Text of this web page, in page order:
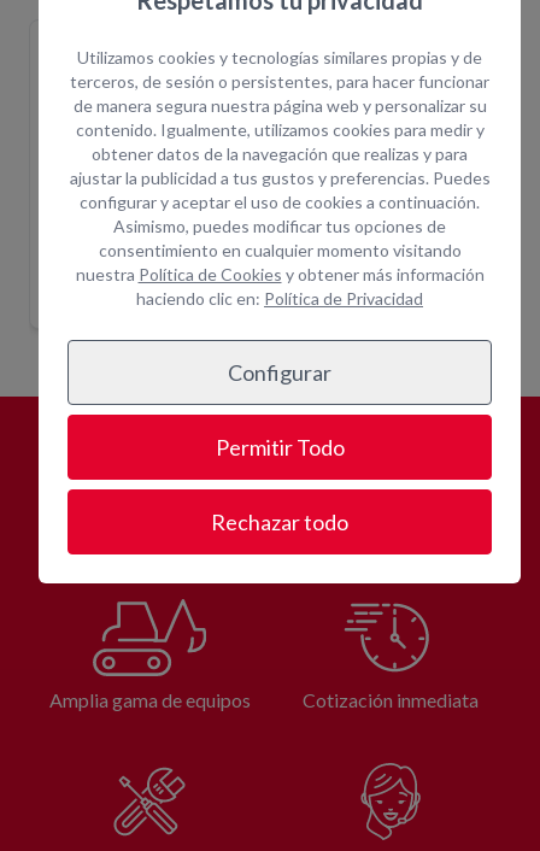
GRUPOG05.0
Grupo 5kva gasolina 230 v
Indique ubicación
para mostrar
precios
GRUPOG05.1
Grupo 5kva gasolina 230 v
Indique ubicación
para mostrar
precios
¿POR QUÉALQUILAR CON
Amplia gama de equipos Cotización inmediata
Utilizamos cookies y tecnologías similares propias y de
terceros, de sesión o persistentes, para hacer funcionar
de manera segura nuestra página web y personalizar su
contenido. Igualmente, utilizamos cookies para medir y
obtener datos de la navegación que realizas y para
ajustar la publicidad a tus gustos y preferencias. Puedes
configurar y aceptar el uso de cookies a continuación.
Asimismo, puedes modificar tus opciones de
consentimiento en cualquier momento visitando
nuestra Política de Cookies y obtener más información
haciendo clic en: Política de Privacidad
Configurar
Permitir Todo
Rechazar todo